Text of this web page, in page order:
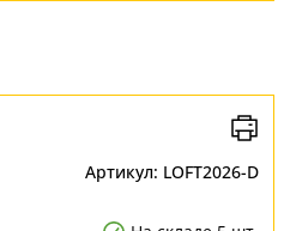
Артикул: LOFT2026-D